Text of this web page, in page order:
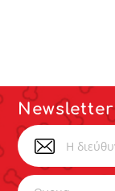
Newsletter